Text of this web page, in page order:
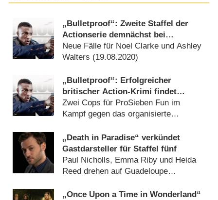
„Bulletproof“: Zweite Staffel der
Actionserie demnächst bei
ProSieben Fun
Neue Fälle für Noel Clarke und Ashley
Walters (19.08.2020)
„Bulletproof“: Erfolgreicher
britischer Action-Krimi findet
deutsche Heimat
Zwei Cops für ProSieben Fun im
Kampf gegen das organisierte
„Death in Paradise“ verkündet
Gastdarsteller für Staffel fünf
Paul Nicholls, Emma Riby und Heida
Reed drehen auf Guadeloupe
„Once Upon a Time in Wonderland“